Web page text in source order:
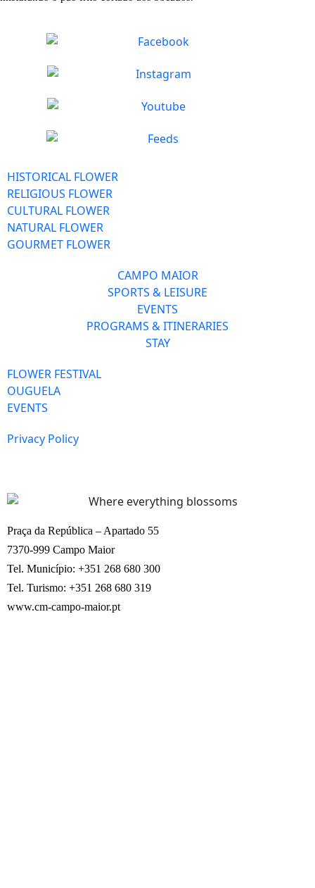
HISTORICAL FLOWER
RELIGIOUS FLOWER
CULTURAL FLOWER
NATURAL FLOWER
GOURMET FLOWER
CAMPO MAIOR
SPORTS & LEISURE
EVENTS
PROGRAMS & ITINERARIES
STAY
FLOWER FESTIVAL
OUGUELA
EVENTS
Privacy Policy
Praça da República – Apartado 55
7370-999 Campo Maior
Tel. Município: +351 268 680 300
Tel. Turismo: +351 268 680 319
www.cm-campo-maior.pt